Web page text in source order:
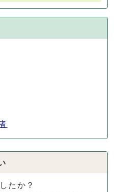
たか？